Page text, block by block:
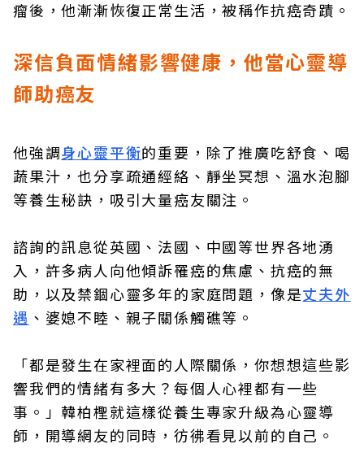
瘤後，他漸漸恢復正常生活，被稱作抗癌奇蹟。
深信負面情緒影響健康，他當心靈導
師助癌友
他強調身心靈平衡的重要，除了推廣吃舒食、喝
蔬果汁，也分享疏通經絡、靜坐冥想、溫水泡腳
等養生秘訣，吸引大量癌友關注。
諮詢的訊息從英國、法國、中國等世界各地湧
入，許多病人向他傾訴罹癌的焦慮、抗癌的無
助，以及禁錮心靈多年的家庭問題，像是丈夫外
遇 、婆媳不睦、親子關係觸礁等。
「都是發生在家裡面的人際關係，你想想這些影
響我們的情緒有多大？每個人心裡都有一些
事。」韓柏檉就這樣從養生專家升級為心靈導
師，開導網友的同時，彷彿看見以前的自己。